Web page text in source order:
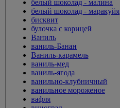
белый шоколад - малина
белый шоколад - маракуйя
бисквит
булочка с корицей
Ваниль
ваниль-Банан
Ваниль-карамель
ваниль-мед
ваниль-ягода
ванильно-клубничный
ванильное мороженое
вафля